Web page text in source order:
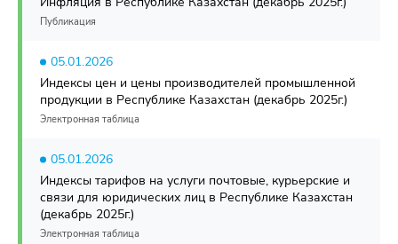
Публикация
05.01.2026
Индексы цен и цены производителей промышленной
продукции в Республике Казахстан (декабрь 2025г.)
Электронная таблица
05.01.2026
Индексы тарифов на услуги почтовые, курьерские и
связи для юридических лиц в Республике Казахстан
(декабрь 2025г.)
Электронная таблица